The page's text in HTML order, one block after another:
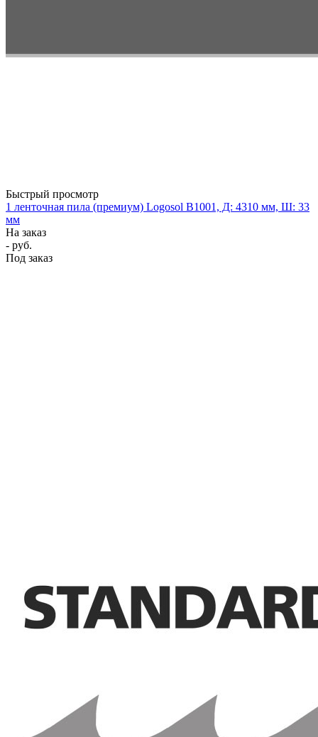
Быстрый просмотр
1 ленточная пила (премиум) Logosol B1001, Д: 4310 мм, Ш: 33
мм
На заказ
- руб.
Под заказ